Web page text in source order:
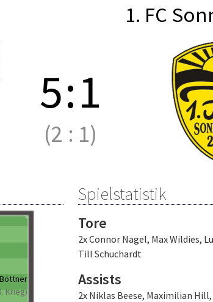
1. FC
5:1
(2 : 1)
Krieg)
Spielstatistik
Tore
2x Connor Nagel, Max Wildies,
Till Schuchardt
Assists
2x Niklas Beese, Maximilian Hill,